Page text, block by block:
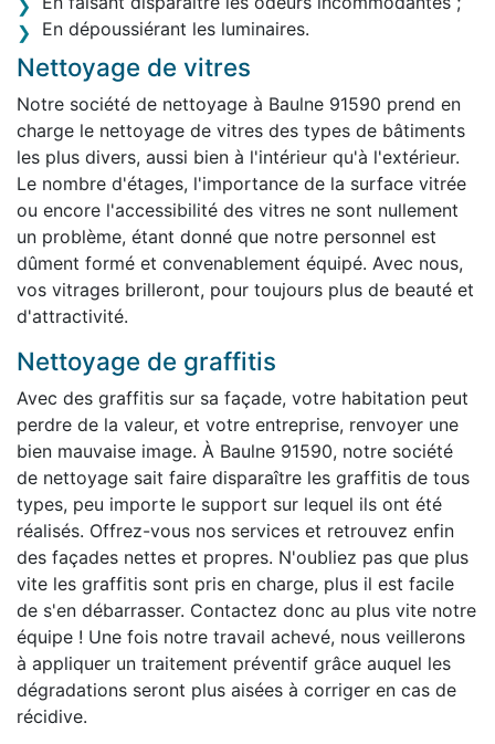
En dépoussiérant les luminaires.
Nettoyage de vitres
Notre société de nettoyage à Baulne 91590 prend en
charge le nettoyage de vitres des types de bâtiments
les plus divers, aussi bien à l'intérieur qu'à l'extérieur.
Le nombre d'étages, l'importance de la surface vitrée
ou encore l'accessibilité des vitres ne sont nullement
un problème, étant donné que notre personnel est
dûment formé et convenablement équipé. Avec nous,
vos vitrages brilleront, pour toujours plus de beauté et
d'attractivité.
Nettoyage de graffitis
Avec des graffitis sur sa façade, votre habitation peut
perdre de la valeur, et votre entreprise, renvoyer une
bien mauvaise image. À Baulne 91590, notre société
de nettoyage sait faire disparaître les graffitis de tous
types, peu importe le support sur lequel ils ont été
réalisés. Offrez-vous nos services et retrouvez enfin
des façades nettes et propres. N'oubliez pas que plus
vite les graffitis sont pris en charge, plus il est facile
de s'en débarrasser. Contactez donc au plus vite notre
équipe ! Une fois notre travail achevé, nous veillerons
à appliquer un traitement préventif grâce auquel les
dégradations seront plus aisées à corriger en cas de
récidive.